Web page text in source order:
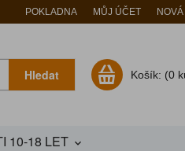
POKLADNA MŮJ ÚČET
Hledat Košík: (0
10-18 LET